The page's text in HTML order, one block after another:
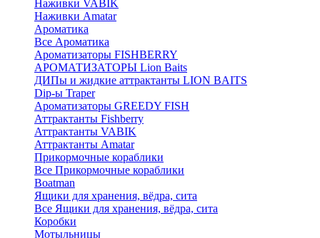
Наживки VABIK
Наживки Amatar
Ароматика
Все Ароматика
Ароматизаторы FISHBERRY
АРОМАТИЗАТОРЫ Lion Baits
ДИПы и жидкие аттрактанты LION BAITS
Dip-ы Traper
Ароматизаторы GREEDY FISH
Аттрактанты Fishberry
Аттрактанты VABIK
Аттрактанты Amatar
Прикормочные кораблики
Все Прикормочные кораблики
Boatman
Ящики для хранения, вёдра, сита
Все Ящики для хранения, вёдра, сита
Коробки
Мотыльницы